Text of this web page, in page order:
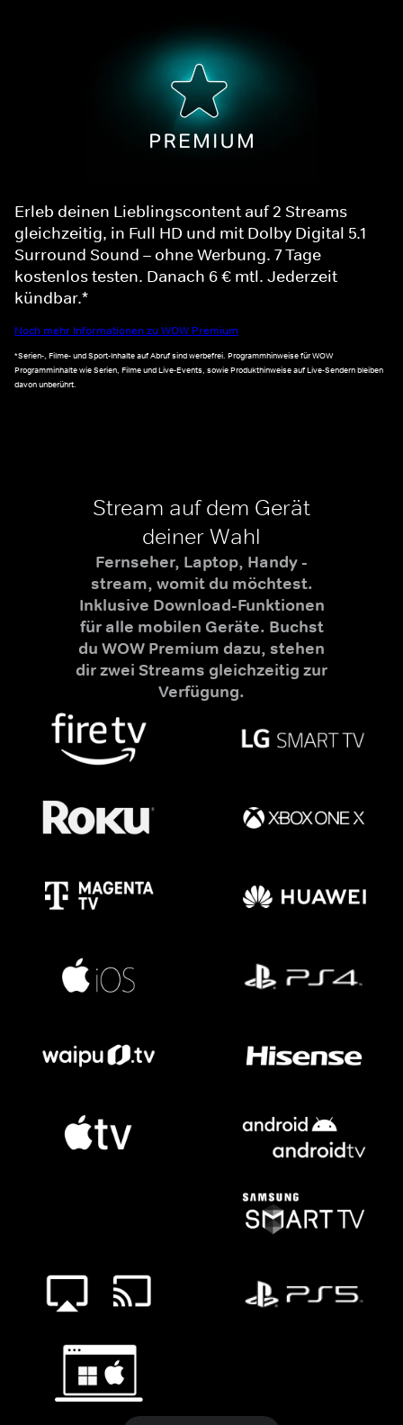
Erleb deinen Lieblingscontent auf 2 Streams
gleichzeitig, in Full HD und mit Dolby Digital 5.1
Surround Sound – ohne Werbung. 7 Tage
kostenlos testen. Danach 6 € mtl. Jederzeit
kündbar.*
Noch mehr Informationen zu WOW Premium
*Serien-, Filme- und Sport-Inhalte auf Abruf sind werbefrei. Programmhinweise für WOW
Programminhalte wie Serien, Filme und Live-Events, sowie Produkthinweise auf Live-Sendern bleiben
davon unberührt.
Stream auf dem Gerät
deiner Wahl
Fernseher, Laptop, Handy -
stream, womit du möchtest.
Inklusive Download-Funktionen
für alle mobilen Geräte. Buchst
du WOW Premium dazu, stehen
dir zwei Streams gleichzeitig zur
Verfügung.